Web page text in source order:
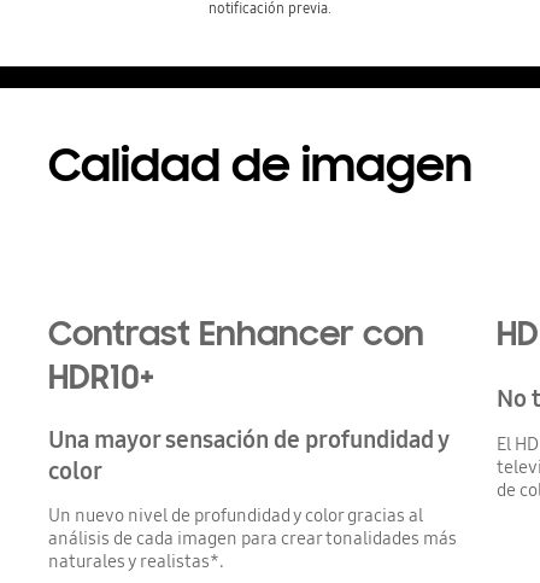
Calidad de imagen
Contrast Enhancer con
HDR10+
Una mayor sensación de profundidad y
color
Un nuevo nivel de profundidad y color gracias al
análisis de cada imagen para crear tonalidades más
naturales y realistas*.
No
El
de